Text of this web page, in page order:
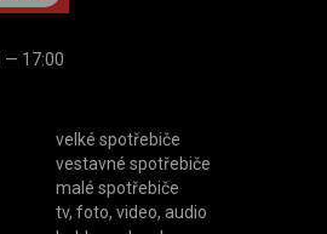
— 17:00
velké spotřebiče
vestavné spotřebiče
malé spotřebiče
tv, foto, video, audio